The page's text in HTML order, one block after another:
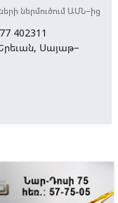
ներմուծում ԱՄՆ–ից
402311
Սայաթ–